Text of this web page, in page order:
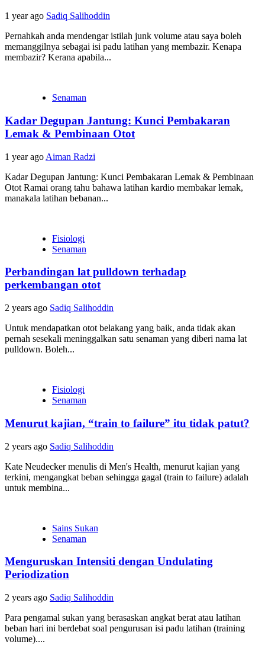
1 year ago Sadiq Salihoddin
Pernahkah anda mendengar istilah junk volume atau saya boleh
memanggilnya sebagai isi padu latihan yang membazir. Kenapa
membazir? Kerana apabila...
Senaman
Kadar Degupan Jantung: Kunci Pembakaran
Lemak & Pembinaan Otot
1 year ago Aiman Radzi
Kadar Degupan Jantung: Kunci Pembakaran Lemak & Pembinaan
Otot Ramai orang tahu bahawa latihan kardio membakar lemak,
manakala latihan bebanan...
Fisiologi
Senaman
Perbandingan lat pulldown terhadap
perkembangan otot
2 years ago Sadiq Salihoddin
Untuk mendapatkan otot belakang yang baik, anda tidak akan
pernah sesekali meninggalkan satu senaman yang diberi nama lat
pulldown. Boleh...
Fisiologi
Senaman
Menurut kajian, “train to failure” itu tidak patut?
2 years ago Sadiq Salihoddin
Kate Neudecker menulis di Men's Health, menurut kajian yang
terkini, mengangkat beban sehingga gagal (train to failure) adalah
untuk membina...
Sains Sukan
Senaman
Menguruskan Intensiti dengan Undulating
Periodization
2 years ago Sadiq Salihoddin
Para pengamal sukan yang berasaskan angkat berat atau latihan
beban hari ini berdebat soal pengurusan isi padu latihan (training
volume)....